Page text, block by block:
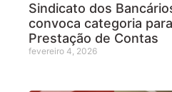
Sindicato dos
convoca categoria
Prestação de Contas
fevereiro 4, 2026